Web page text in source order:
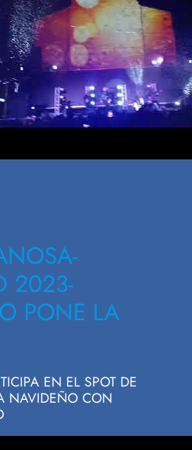
2023-
PONE LA
EN EL SPOT DE
NAVIDEÑO CON